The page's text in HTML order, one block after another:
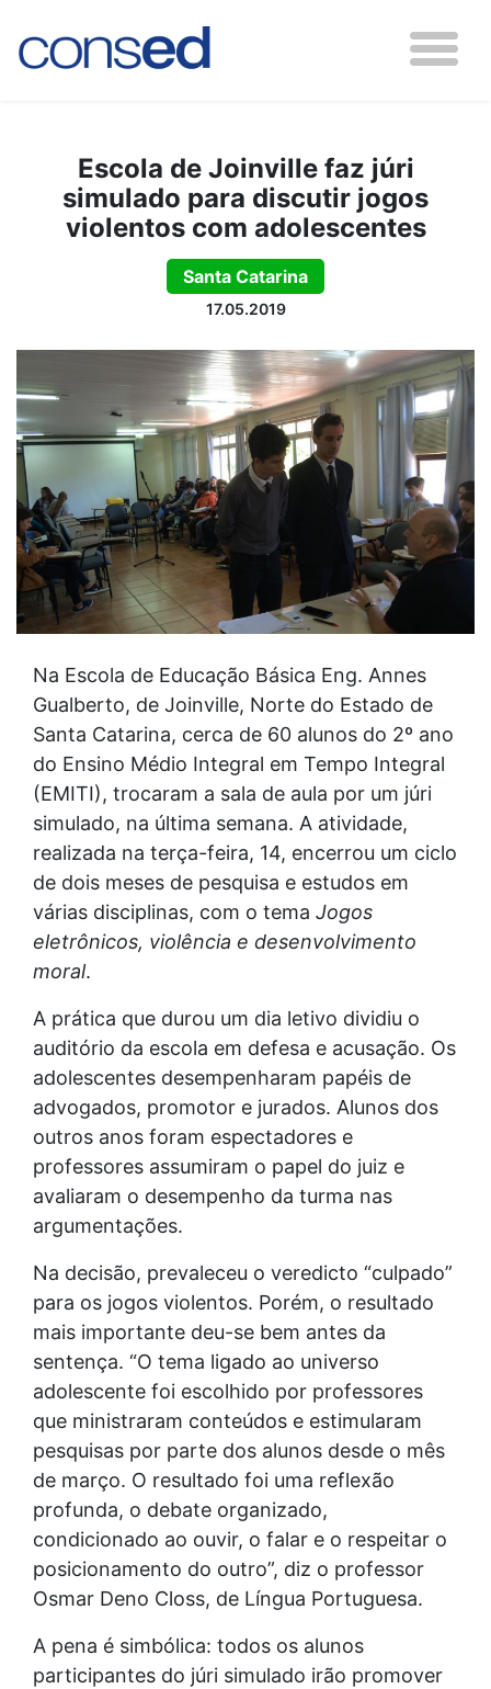
Escola de Joinville faz júri
simulado para discutir jogos
violentos com adolescentes
Santa Catarina
17.05.2019
Na Escola de Educação Básica Eng. Annes
Gualberto, de Joinville, Norte do Estado de
Santa Catarina, cerca de 60 alunos do 2º ano
do Ensino Médio Integral em Tempo Integral
(EMITI), trocaram a sala de aula por um júri
simulado, na última semana. A atividade,
realizada na terça-feira, 14, encerrou um ciclo
de dois meses de pesquisa e estudos em
várias disciplinas, com o tema Jogos
eletrônicos, violência e desenvolvimento
moral.
A prática que durou um dia letivo dividiu o
auditório da escola em defesa e acusação. Os
adolescentes desempenharam papéis de
advogados, promotor e jurados. Alunos dos
outros anos foram espectadores e
professores assumiram o papel do juiz e
avaliaram o desempenho da turma nas
argumentações.
Na decisão, prevaleceu o veredicto “culpado”
para os jogos violentos. Porém, o resultado
mais importante deu-se bem antes da
sentença. “O tema ligado ao universo
adolescente foi escolhido por professores
que ministraram conteúdos e estimularam
pesquisas por parte dos alunos desde o mês
de março. O resultado foi uma reflexão
profunda, o debate organizado,
condicionado ao ouvir, o falar e o respeitar o
posicionamento do outro”, diz o professor
Osmar Deno Closs, de Língua Portuguesa.
A pena é simbólica: todos os alunos
participantes do júri simulado irão promover